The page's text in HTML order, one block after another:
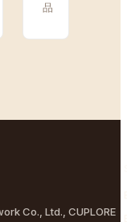
品
Co., Ltd., CUPLORE